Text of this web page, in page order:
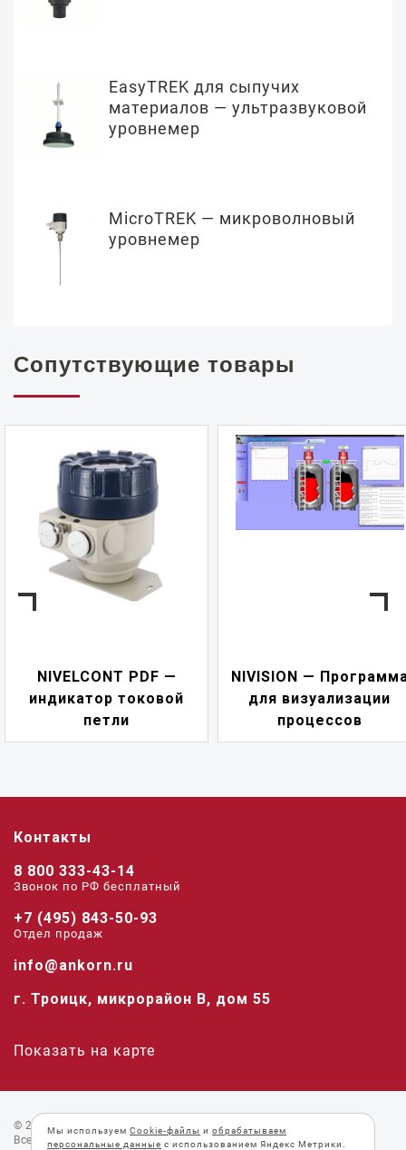
EasyTREK для сыпучих
материалов — ультразвуковой
уровнемер
MicroTREK — микроволновый
уровнемер
Сопутствующие товары
NIVELCONT PDF —
индикатор токовой
петли
NIVISION —
для визуализации
процессов
Контакты
8 800 333-43-14
Звонок по РФ беcплатный
+7 (495) 843-50-93
Отдел продаж
info@ankorn.ru
г. Троицк, микрорайон В, дом 55
Показать на карте
© 2026 «Анкорн».
Все права защищены.
Мы используем Cookie-файлы и обрабатываем
персональные данные с использованием Яндекс Метрики.